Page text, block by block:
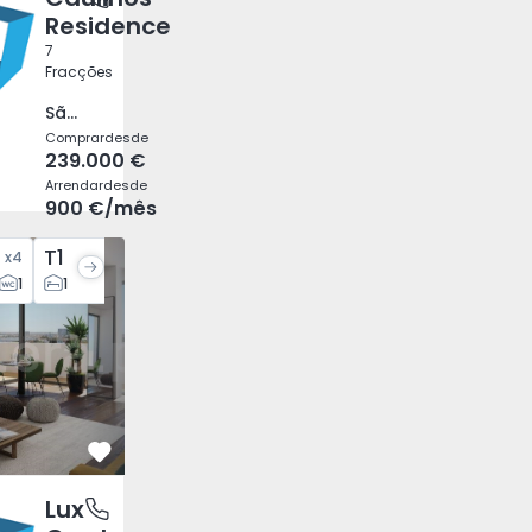
Residence
7
Fracções
São Mamede de Infesta e Senhora da Hora, Porto
Comprardesde
239.000 €
Arrendardesde
900 €/mês
x4
1
T1
1
1
e São Pedro), Faro
Favorito
Lux